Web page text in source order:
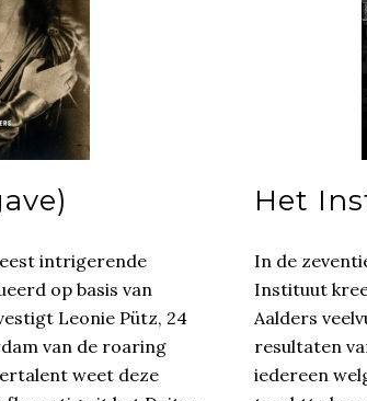
intrigerende
op basis van
Leonie Pütz, 24
van de roaring
weet deze
Het
In de
Instituut
Aalders
resultaten
iedereen